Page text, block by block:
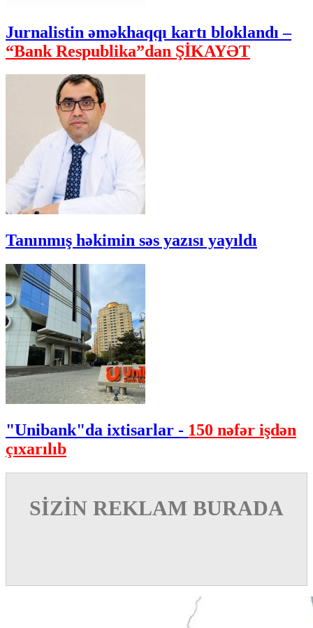
Jurnalistin əməkhaqqı kartı bloklandı –
“Bank Respublika”dan ŞİKAYƏT
Tanınmış həkimin səs yazısı yayıldı
"Unibank"da ixtisarlar - 150 nəfər işdən
çıxarılıb
SİZİN REKLAM BURADA